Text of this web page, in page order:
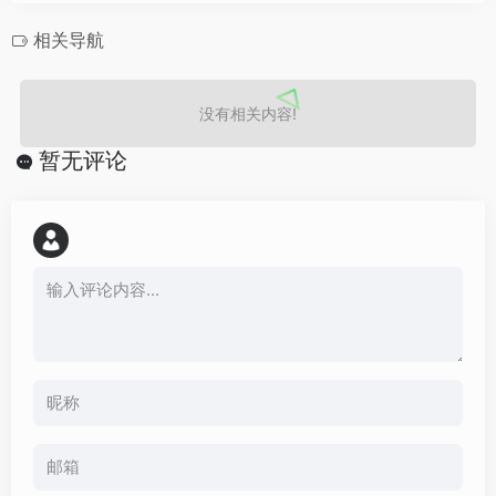
相关导航
没有相关内容!
暂无评论